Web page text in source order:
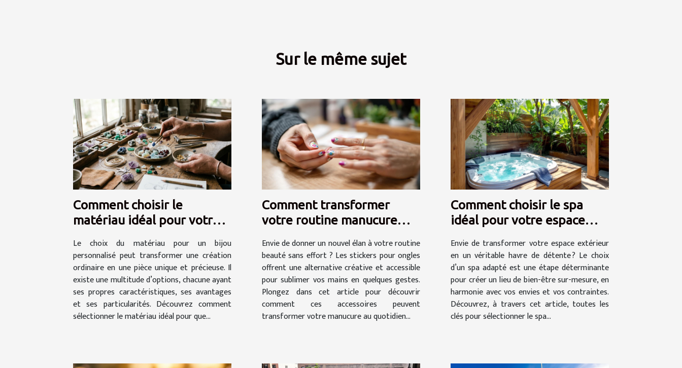
Sur le même sujet
Comment choisir le
matériau idéal pour votre
Le choix du matériau pour un bijou
personnalisé peut transformer une création
ordinaire en une pièce unique et précieuse. Il
existe une multitude d’options, chacune ayant
ses propres caractéristiques, ses avantages
et ses particularités. Découvrez comment
sélectionner le matériau idéal pour que...
Comment transformer
votre routine manucure
Envie de donner un nouvel élan à votre routine
beauté sans effort ? Les stickers pour ongles
offrent une alternative créative et accessible
pour sublimer vos mains en quelques gestes.
Plongez dans cet article pour découvrir
comment ces accessoires peuvent
transformer votre manucure au quotidien...
Comment choisir le spa
idéal pour votre espace
Envie de transformer votre espace extérieur
en un véritable havre de détente ? Le choix
d’un spa adapté est une étape déterminante
pour créer un lieu de bien-être sur-mesure, en
harmonie avec vos envies et vos contraintes.
Découvrez, à travers cet article, toutes les
clés pour sélectionner le spa...